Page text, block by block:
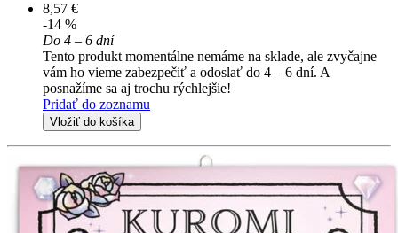
8,57 €
-14 %
Do 4 – 6 dní
Tento produkt momentálne nemáme na sklade, ale zvyčajne
vám ho vieme zabezpečiť a odoslať do 4 – 6 dní. A
posnažíme sa aj trochu rýchlejšie!
Pridať do zoznamu
Vložiť do košíka